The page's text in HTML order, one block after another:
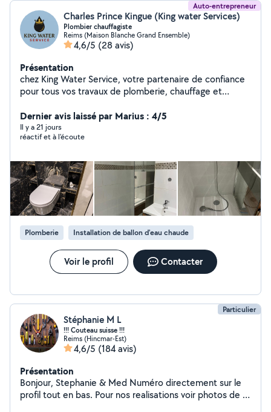
Auto-entrepreneur
Charles Prince Kingue (King water Services)
Plombier chauffagiste
Reims (Maison Blanche Grand Ensemble)
4,6/5 (28 avis)
Présentation
chez King Water Service, votre partenaire de confiance
pour tous vos travaux de plomberie, chauffage et
rapidement dans toute la région pour vous offrir des
services fiables, soignés et durables. Nos services
*Installation et dépannage de plomberie *Réparation de
rénovation du système de chauffage *Intervention
d'urgence 7j/7 24h/24
Dernier avis laissé par Marius : 4/5
Il y a 21 jours
réactif et à l'écoute
Plomberie Installation de ballon d'eau chaude
Voir le profil Contacter
Particulier
Stéphanie M L
!!! Couteau suisse !!!
Reims (Hincmar-Est)
4,6/5 (184 avis)
Présentation
Bonjour, Stephanie & Med Numéro directement sur le
profil tout en bas. Pour nos realisations voir photos de "